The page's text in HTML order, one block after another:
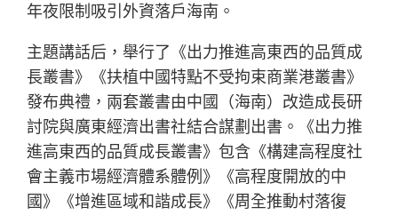
年夜限制吸引外資落戶海南。
主題講話后，舉行了《出力推進高東西的品質成
長叢書》《扶植中國特點不受拘束商業港叢書》
發布典禮，兩套叢書由中國（海南）改造成長研
討院與廣東經濟出書社結合謀劃出書。《出力推
進高東西的品質成長叢書》包含《構建高程度社
會主義市場經濟體系體例》《高程度開放的中
國》《增進區域和諧成長》《周全推動村落復